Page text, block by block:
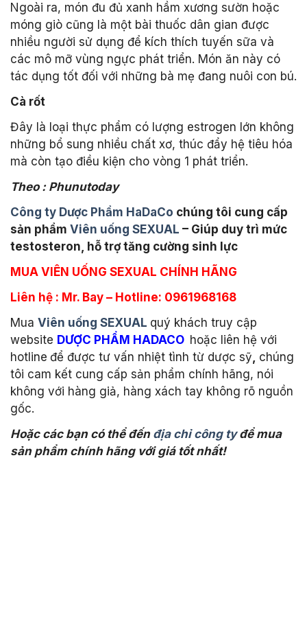
Ngoài ra, món đu đủ xanh hầm xương sườn hoặc
móng giò cũng là một bài thuốc dân gian được
nhiều người sử dụng để kích thích tuyến sữa và
các mô mỡ vùng ngực phát triển. Món ăn này có
tác dụng tốt đối với những bà mẹ đang nuôi con bú.
Cà rốt
Đây là loại thực phẩm có lượng estrogen lớn không
những bổ sung nhiều chất xơ, thúc đẩy hệ tiêu hóa
mà còn tạo điều kiện cho vòng 1 phát triển.
Theo : Phunutoday
Công ty Dược Phẩm HaDaCo chúng tôi cung cấp
sản phẩm Viên uống SEXUAL – Giúp duy trì mức
testosteron, hỗ trợ tăng cường sinh lực
MUA VIÊN UỐNG SEXUAL CHÍNH HÃNG
Liên hệ : Mr. Bay – Hotline: 0961968168
Mua Viên uống SEXUAL quý khách truy cập
website DƯỢC PHẨM HADACO hoặc liên hệ với
hotline để được tư vấn nhiệt tình từ dược sỹ, chúng
tôi cam kết cung cấp sản phẩm chính hãng, nói
không với hàng giả, hàng xách tay không rõ nguồn
gốc.
Hoặc các bạn có thể đến địa chỉ công tyđể mua
sản phẩm chính hãng với giá tốt nhất!